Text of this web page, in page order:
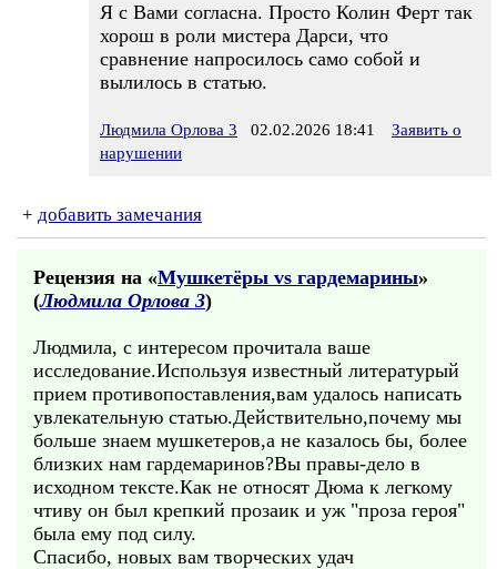
Я с Вами согласна. Просто Колин Ферт так
хорош в роли мистера Дарси, что
сравнение напросилось само собой и
вылилось в статью.
Людмила Орлова 3 02.02.2026 18:41
Заявить о
нарушении
+ добавить замечания
Рецензия на «Мушкетёры vs гардемарины»
(Людмила Орлова 3)
Людмила, с интересом прочитала ваше
исследование.Используя известный литературый
прием противопоставления,вам удалось написать
увлекательную статью.Действительно,почему мы
больше знаем мушкетеров,а не казалось бы, более
близких нам гардемаринов?Вы правы-дело в
исходном тексте.Как не относят Дюма к легкому
чтиву он был крепкий прозаик и уж "проза героя"
была ему под силу.
Спасибо, новых вам творческих удач